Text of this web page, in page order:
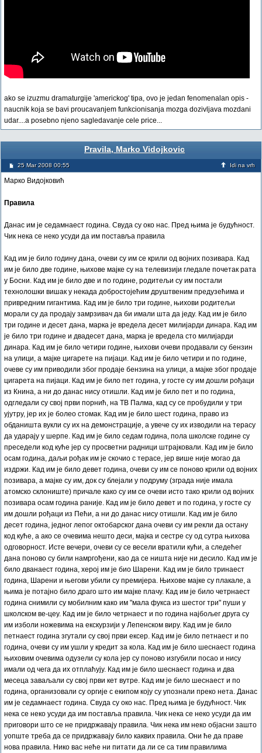
ako se izuzmu dramaturgije 'americkog' tipa, ovo je jedan fenomenalan opis -
naucnik koja se bavi proucavanjem funkcionisanja mozga dozivljava mozdani
udar....a posebno njeno sagledavanje cele price...
Pravila, Marko Vidojkovic
25 Mar 2008 00:55 Idi na vrh
Марко Видојковић
Правила
Данас им је седамнаест година. Свуда су око нас. Пред њима је будућност.
Чик нека се неко усуди да им поставља правила
Кад им је било годину дана, очеви су им се крили од војних позивара. Кад
им је било две године, њихове мајке су на телевизији гледале почетак рата
у Босни. Кад им је било две и по године, родитељи су им постали
технолошки вишак у некада добростојећим друштвеним предузећима и
привредним гигантима. Кад им је било три године, њихови родитељи
морали су да продају замрзивач да би имали шта да једу. Кад им је било
три године и десет дана, марка је вредела десет милијарди динара. Кад им
је било три године и двадесет дана, марка је вредела сто милијарди
динара. Кад им је било четири године, њихови очеви продавали су бензин
на улици, а мајке цигарете на пијаци. Кад им је било четири и по године,
очеве су им приводили због продаје бензина на улици, а мајке због продаје
цигарета на пијаци. Кад им је било пет година, у госте су им дошли рођаци
из Книна, а ни до данас нису отишли. Кад им је било пет и по година,
одгледали су свој први порнић, на ТВ Палма, кад су се пробудили у три
ујутру, јер их је болео стомак. Кад им је било шест година, право из
обданишта вукли су их на демонстрације, а увече су их изводили на терасу
да ударају у шерпе. Кад им је било седам година, пола школске године су
преседели код куће јер су просветни радници штрајковали. Кад им је било
осам година, даљи рођак им је скочио с терасе, јер више није могао да
издржи. Кад им је било девет година, очеви су им се поново крили од војних
позивара, а мајке су им, док су блејали у подруму (зграда није имала
атомско склониште) причале како су им се очеви исто тако крили од војних
позивара осам година раније. Кад им је било девет и по година, у госте су
им дошли рођаци из Пећи, а ни до данас нису отишли. Кад им је било
десет година, једног лепог октобарског дана очеви су им рекли да остану
код куће, а ако се очевима нешто деси, мајка и сестре су од сутра њихова
одговорност. Исте вечери, очеви су се весели вратили кући, а следећег
дана поново су били намргођени, као да се ништа није ни десило. Кад им је
било дванаест година, херој им је био Шарени. Кад им је било тринаест
година, Шарени и његови убили су премијера. Њихове мајке су плакале, а
њима је потајно било драго што им мајке плачу. Кад им је било четрнаест
година снимили су мобилним како им "мала фукса из шестог три" пуши у
школском ве-цеу. Кад им је било четрнаест и по година најбољег друга су
им изболи ножевима на екскурзији у Лепенском виру. Кад им је било
петнаест година згутали су свој први ексер. Кад им је било петнаест и по
година, очеви су им ушли у кредит за кола. Кад им је било шеснаест година
њиховим очевима одузели су кола јер су поново изгубили посао и нису
имали од чега да их отплаћују. Кад им је било шеснаест година и два
месеца заваљали су свој први кет вутре. Кад им је било шеснаест и по
година, организовали су оргије с екипом коју су упознали преко нета. Данас
им је седамнаест година. Свуда су око нас. Пред њима је будућност. Чик
нека се неко усуди да им поставља правила. Чик нека се неко усуди да им
приговори што се не придржавају правила. Чик нека им неко објасни зашто
уопште треба да се придржавају било каквих правила. Они ће да праве
нова правила. Нико вас неће ни питати да ли се са тим правилима